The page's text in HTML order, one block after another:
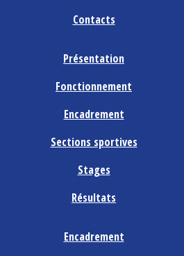
Contacts
Présentation
Fonctionnement
Encadrement
Sections sportives
Stages
Résultats
Encadrement